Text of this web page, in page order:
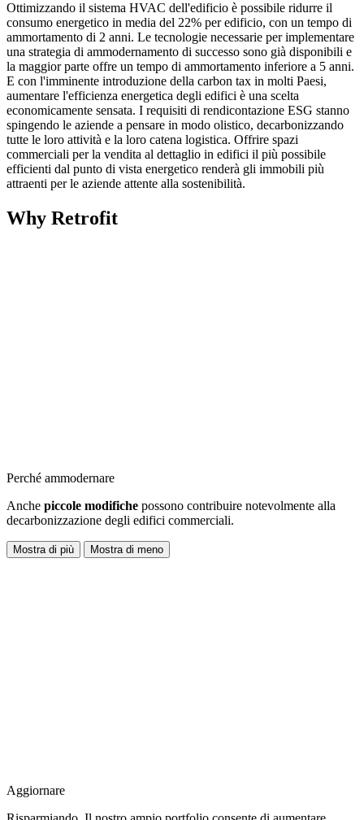
Ottimizzando il sistema HVAC dell'edificio è possibile ridurre il
consumo energetico in media del 22% per edificio, con un tempo di
ammortamento di 2 anni. Le tecnologie necessarie per implementare
una strategia di ammodernamento di successo sono già disponibili e
la maggior parte offre un tempo di ammortamento inferiore a 5 anni.
E con l'imminente introduzione della carbon tax in molti Paesi,
aumentare l'efficienza energetica degli edifici è una scelta
economicamente sensata. I requisiti di rendicontazione ESG stanno
spingendo le aziende a pensare in modo olistico, decarbonizzando
tutte le loro attività e la loro catena logistica. Offrire spazi
commerciali per la vendita al dettaglio in edifici il più possibile
efficienti dal punto di vista energetico renderà gli immobili più
attraenti per le aziende attente alla sostenibilità.
Why Retrofit
Perché ammodernare
Anche piccole modifiche possono contribuire notevolmente alla
decarbonizzazione degli edifici commerciali.
Mostra di più Mostra di meno
Aggiornare